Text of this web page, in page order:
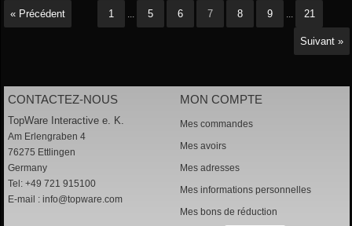
« Précédent 1 ... 5 6 7 8 9 ... 21
Suivant »
CONTACTEZ-NOUS
TopWare Interactive e. K.
Am Erlengraben 4
76275 Ettlingen
Germany
Tel: +49 721 915100
E-mail : info@topware.com
MON COMPTE
Mes commandes
Mes avoirs
Mes adresses
Mes informations personnelles
Mes bons de réduction